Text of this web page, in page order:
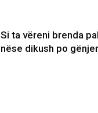
Si ta vëreni brenda
nëse dikush po